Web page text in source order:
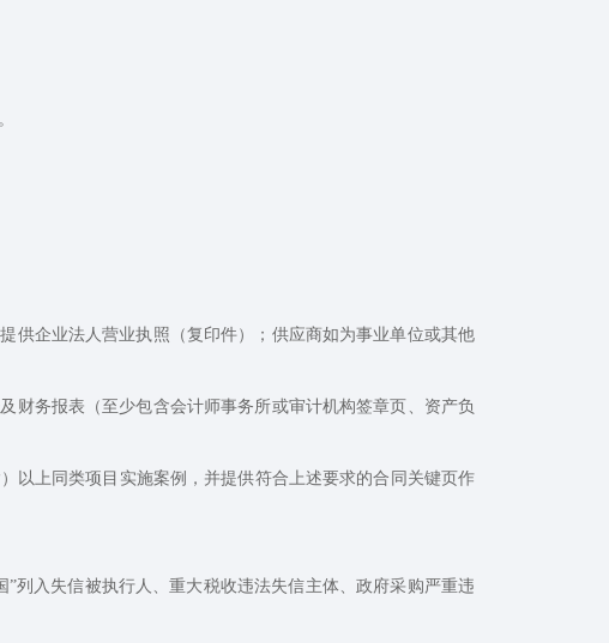
供企业法人营业执照（复印件）；供应商如为事业单位或其他
财务报表（至少包含会计师事务所或审计机构签章页、资产负
以上同类项目实施案例，并提供符合上述要求的合同关键页作
”列入失信被执行人、重大税收违法失信主体、政府采购严重违